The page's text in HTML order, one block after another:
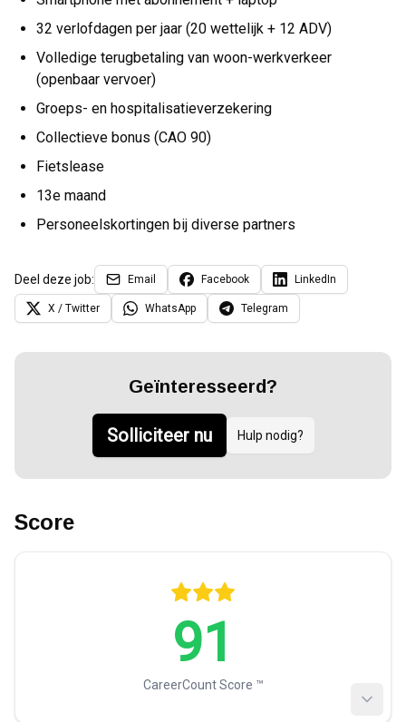
32 verlofdagen per jaar (20 wettelijk + 12 ADV)
Volledige terugbetaling van woon-werkverkeer
(openbaar vervoer)
Groeps- en hospitalisatieverzekering
Collectieve bonus (CAO 90)
Fietslease
13e maand
Personeelskortingen bij diverse partners
Deel deze job: Email Facebook LinkedIn
X / Twitter WhatsApp Telegram
Geïnteresseerd?
Solliciteer nu Hulp nodig?
Score
91
CareerCount Score ™️